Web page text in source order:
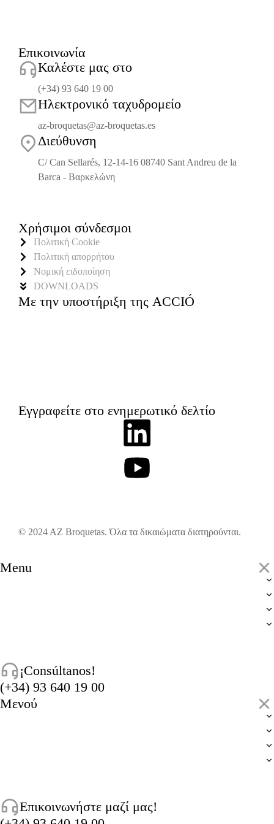
Επικοινωνία
Καλέστε μας στο
(+34) 93 640 19 00
Ηλεκτρονικό ταχυδρομείο
az-broquetas@az-broquetas.es
Διεύθυνση
C/ Can Sellarés, 12-14-16 08740 Sant Andreu de la
Barca - Βαρκελώνη
Χρήσιμοι σύνδεσμοι
Πολιτική Cookie
Πολιτική απορρήτου
Νομική ειδοποίηση
DOWNLOADS
Με την υποστήριξη της ACCIÓ
Εγγραφείτε στο ενημερωτικό δελτίο
© 2024 AZ Broquetas. Όλα τα δικαιώματα διατηρούνται.
Menu
¡Consúltanos!
(+34) 93 640 19 00
Μενού
Επικοινωνήστε μαζί μας!